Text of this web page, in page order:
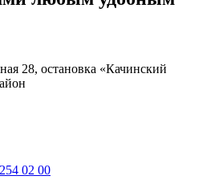
28, остановка «Качинский
02 00